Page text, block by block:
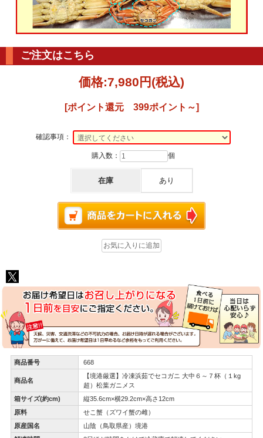
ご注文はこちら
価格:7,980円 (税込)
[ポイント還元 399ポイント～]
確認事項：
購入数： 個
在庫 あり
商品番号 668
商品名
【境港厳選】冷凍浜茹でセコガニ 大中６～７杯（１kg
超）松葉ガニメス
箱サイズ(約cm)
縦35.6cm×横29.2cm×高さ12cm
原料
せこ蟹（ズワイ蟹の雌）
原産国名
山陰（鳥取県産）境港